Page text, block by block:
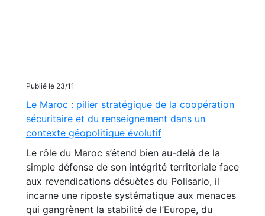
Publié le 23/11
Le Maroc : pilier stratégique de la coopération
sécuritaire et du renseignement dans un
contexte géopolitique évolutif
Le rôle du Maroc s’étend bien au-delà de la
simple défense de son intégrité territoriale face
aux revendications désuètes du Polisario, il
incarne une riposte systématique aux menaces
qui gangrènent la stabilité de l’Europe, du